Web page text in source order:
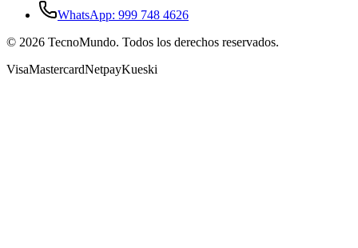
WhatsApp: 999 748 4626
© 2026 TecnoMundo. Todos los derechos reservados.
VisaMastercardNetpayKueski